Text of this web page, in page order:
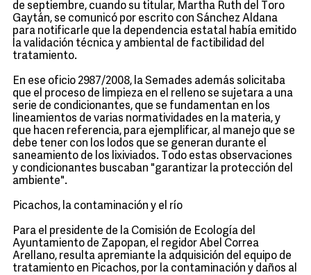
de septiembre, cuando su titular, Martha Ruth del Toro
Gaytán, se comunicó por escrito con Sánchez Aldana
para notificarle que la dependencia estatal había emitido
la validación técnica y ambiental de factibilidad del
tratamiento.
En ese oficio 2987/2008, la Semades además solicitaba
que el proceso de limpieza en el relleno se sujetara a una
serie de condicionantes, que se fundamentan en los
lineamientos de varias normatividades en la materia, y
que hacen referencia, para ejemplificar, al manejo que se
debe tener con los lodos que se generan durante el
saneamiento de los lixiviados. Todo estas observaciones
y condicionantes buscaban "garantizar la protección del
ambiente".
Picachos, la contaminación y el río
Para el presidente de la Comisión de Ecología del
Ayuntamiento de Zapopan, el regidor Abel Correa
Arellano, resulta apremiante la adquisición del equipo de
tratamiento en Picachos, por la contaminación y daños al